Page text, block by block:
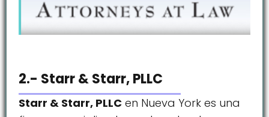
2.- Starr & Starr, PLLC
Starr & Starr, PLLC en Nueva York es una